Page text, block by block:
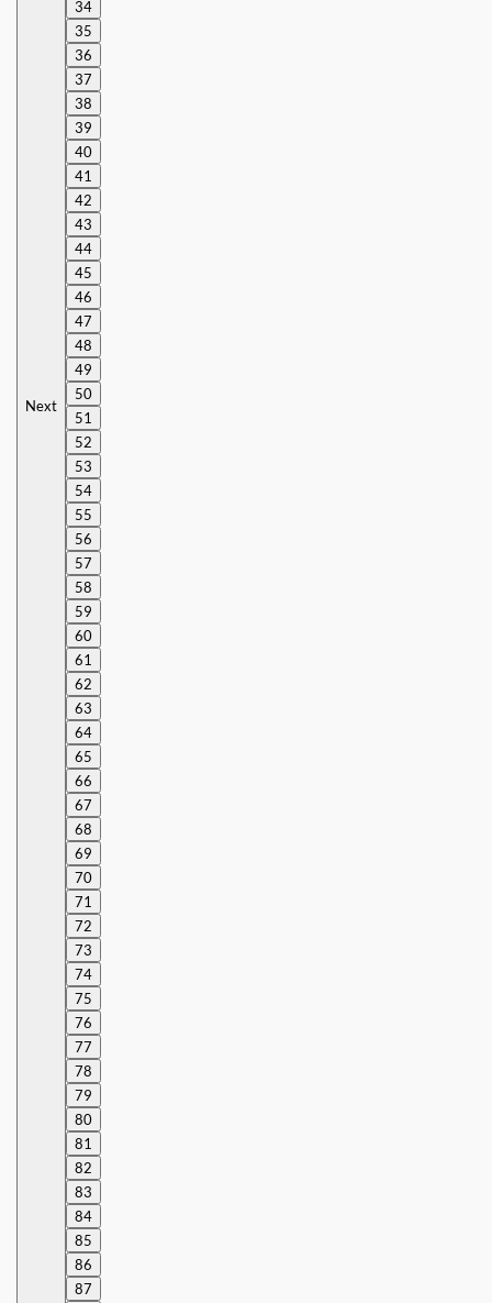
Next
34
35
36
37
38
39
40
41
42
43
44
45
46
47
48
49
50
51
52
53
54
55
56
57
58
59
60
61
62
63
64
65
66
67
68
69
70
71
72
73
74
75
76
77
78
79
80
81
82
83
84
85
86
87